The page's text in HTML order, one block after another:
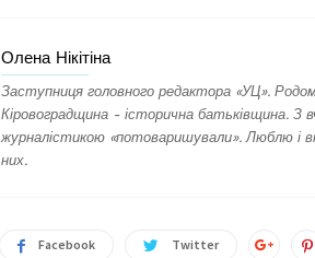
Олена Нікітіна
Заступниця головного редактора «УЦ».
Кіровоградщина - історична батьківщина. З
журналістикою «потоваришували». Люблю і
них.
Facebook Twitter